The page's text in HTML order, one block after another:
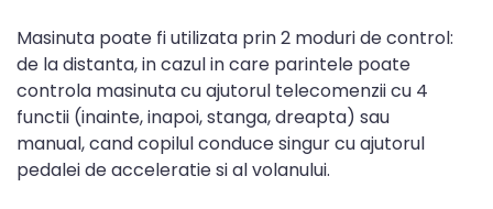
Masinuta poate fi utilizata prin 2 moduri de control:
de la distanta, in cazul in care parintele poate
controla masinuta cu ajutorul telecomenzii cu 4
functii (inainte, inapoi, stanga, dreapta) sau
manual, cand copilul conduce singur cu ajutorul
pedalei de acceleratie si al volanului.